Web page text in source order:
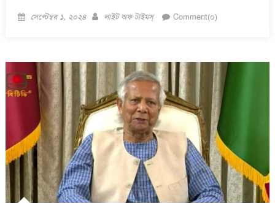
Posted
সেপ্টেম্বর ১, ২০২৪ Author
লাইট অফ টাইমস্ Comment(০)